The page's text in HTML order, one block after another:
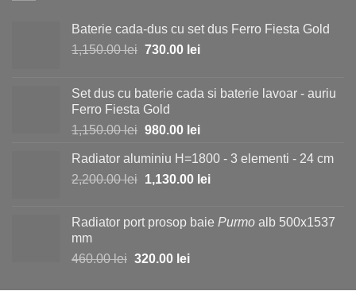
Baterie cada-dus cu set dus Ferro Fiesta Gold
1,150.00lei Prețul
fost:
1,150.00 lei.
730.00 leiPrețul
730.00 lei.
Set dus cu baterie cada si baterie lavoar - auriu
Ferro Fiesta Gold
1,150.00lei Prețul
a
fost:
980.00 leiPrețul
este:
980.00 lei.
Radiator aluminiu H=1800 - 3 elementi - 24 cm
2,200.00lei Prețul
fost:
1,130.00 leiPrețul
1,130.00 lei.
Radiator port prosop baie Purmo alb 500x1537
mm
460.00lei Prețul
a
320.00 leiPrețul
este: